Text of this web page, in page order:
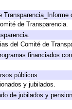
de Transparencia.
del Comité de
financiados
públicos.
y jubilados.
de jubilados y